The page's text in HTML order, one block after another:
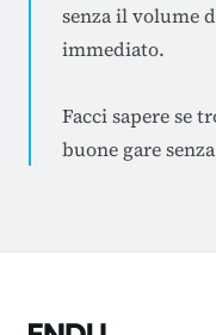
senza il volume
immediato.
Facci sapere se
buone gare